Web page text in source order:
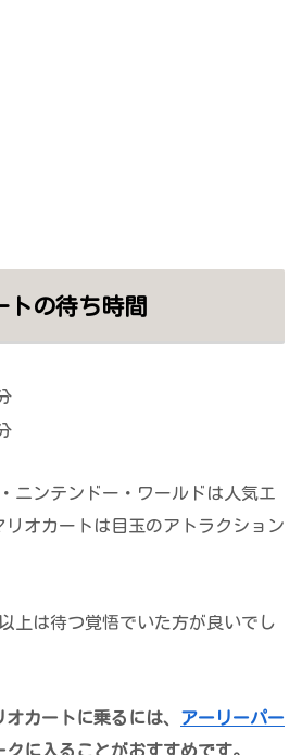
トの待ち時間
ニンテンドー・ワールドは人気エ
リオカートは目玉のアトラクション
上は待つ覚悟でいた方が良いでし
カートに乗るには、 アーリーパー
に入ることがおすすめです。